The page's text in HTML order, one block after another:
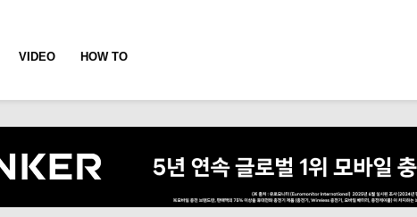
VIDEO HOW TO